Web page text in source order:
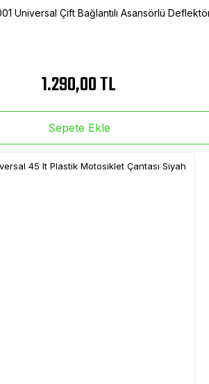
Universal Çift Bağlantılı Asansörlü
1.290,00 TL
Sepete Ekle